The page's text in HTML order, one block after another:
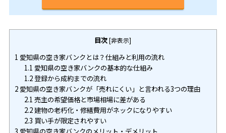
目次[非表示]
1 愛知県の空き家バンクとは？仕組みと利用の流れ
1.1 愛知県の空き家バンクの基本的な仕組み
1.2登録から成約までの流れ
2愛知県の空き家バンクが「売れにくい」と言われる3つの理由
2.1 売主の希望価格と市場相場に差がある
2.2建物の老朽化・修繕費用がネックになりやすい
2.3 買い手が限定されやすい